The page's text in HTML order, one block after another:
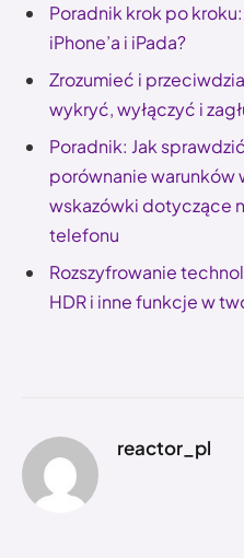
Poradnik krok po
iPhone’a i iPada?
Zrozumieć i
wykryć, wyłączyć i
Poradnik: Jak
porównanie warunków
wskazówki dotyczące
telefonu
Rozszyfrowanie
HDR i inne funkcje w
reactor_pl